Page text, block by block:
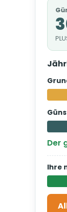
Der
Ihre